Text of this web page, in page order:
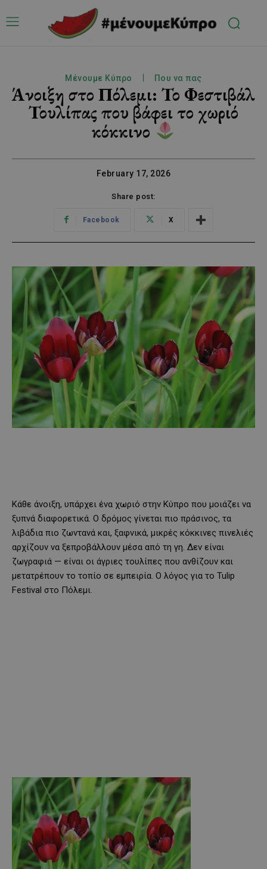
Μένουμε Κύπρο Που να πας
Άνοιξη στο Πόλεμι: Το Φεστιβάλ
Τουλίπας που βάφει το χωριό
κόκκινο
February 17, 2026
Share post:
Facebook X
Κάθε άνοιξη, υπάρχει ένα χωριό στην Κύπρο που μοιάζει να
ξυπνά διαφορετικά. Ο δρόμος γίνεται πιο πράσινος, τα
λιβάδια πιο ζωντανά και, ξαφνικά, μικρές κόκκινες πινελιές
αρχίζουν να ξεπροβάλλουν μέσα από τη γη. Δεν είναι
ζωγραφιά — είναι οι άγριες τουλίπες που ανθίζουν και
μετατρέπουν το τοπίο σε εμπειρία. Ο λόγος για το Tulip
Festival στο Πόλεμι.